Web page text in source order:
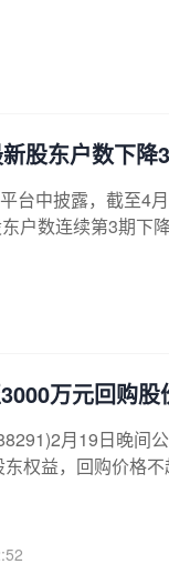
股东户数下降
台中披露，截至4
户数连续第3期下
万元回购股
月19日晚间
权益，回购价格